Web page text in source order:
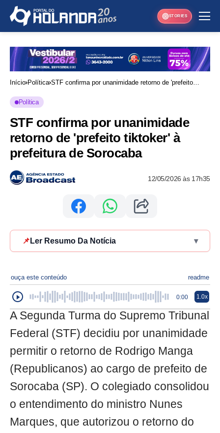
STORIES
Início Política STF confirma por unanimidade retorno de 'prefeito
Política
STF confirma por unanimidade
retorno de 'prefeito tiktoker' à
prefeitura de Sorocaba
12/05/2026 às 17h35
📌 Ler Resumo Da Notícia ▾
ouça este conteúdo readme
0:00 1.0x
A Segunda Turma do Supremo Tribunal
Federal (STF) decidiu por unanimidade
permitir o retorno de Rodrigo Manga
(Republicanos) ao cargo de prefeito de
Sorocaba (SP). O colegiado consolidou
o entendimento do ministro Nunes
Marques, que autorizou o retorno do